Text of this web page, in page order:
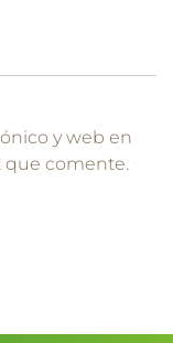
y web en
que comente.